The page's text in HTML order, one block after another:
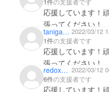
1件の支援者です
応援しています！
張ってください！
tanigawaakira1019 2022/03/12
1件の支援者です
応援しています！
張ってください！
redox0730 2022/03/12
6件の支援者です
応援しています！